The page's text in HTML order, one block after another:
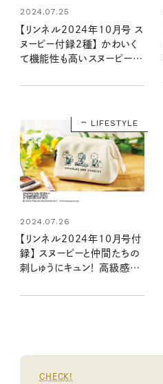
2024.07.25
【リンネル2024年10月号 ス
ヌーピー付録2種】 かわいく
て機能性も高いスヌーピーデ
持ち歩きたい2アイテムの魅
発売リンネル2024年10月
号・10月号増刊）
LIFESTYLE
2024.07.26
【リンネル2024年10月号付
録】 スヌーピーと仲間たちの
刺しゅうにキュン！ 高級感溢
発売リンネル2024年10月
CHECK!